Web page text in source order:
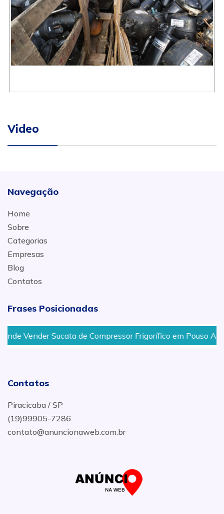
Video
Navegação
Home
Sobre
Categorias
Empresas
Blog
Contatos
Frases Posicionadas
Vender Sucata de Compressor Frigorífico em Pouso Alegre -
Contatos
Piracicaba / SP
(19)99905-7286
contato@anuncionaweb.com.br